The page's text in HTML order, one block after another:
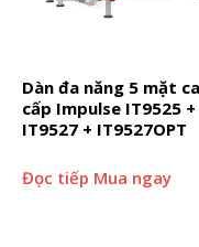
Dàn đa năng 5 mặt
cấp Impulse IT9525 +
IT9527 + IT9527OPT
Đọc tiếp Mua ngay